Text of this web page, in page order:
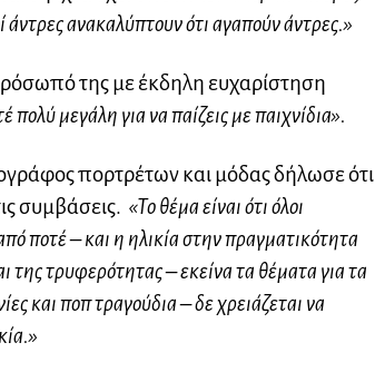
ανακαλύπτουν ότι αγαπούν άντρες.»
της με έκδηλη ευχαρίστηση
πολύ μεγάλη για να παίζεις με παιχνίδια».
πορτρέτων και μόδας δήλωσε ότι
συμβάσεις. «Το θέμα είναι ότι όλοι
ποτέ – και η ηλικία στην πραγματικότητα
της τρυφερότητας – εκείνα τα θέματα για τα
και ποπ τραγούδια – δε χρειάζεται να